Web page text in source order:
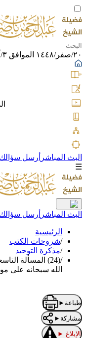
٢٠/صفر/١٤٤٨ الموافق ٣/أغسطس/٢٠٢٦
البث المباشر أرسل سؤالك
☰
البث المباشر أرسل سؤالك
الرئيسية
/شروحات الكتب
/مذكرة التوحيد
/
(24) المسألة
الله سبحانه على
طباعة ►
مشاركة ►
الإبلاغ ►